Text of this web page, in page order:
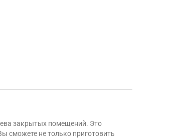
закрытых помещений. Это
сможете не только приготовить